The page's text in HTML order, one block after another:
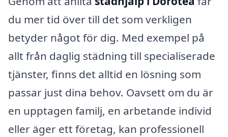
du mer tid över till det som verkligen
betyder något för dig. Med exempel på
allt från daglig städning till specialiserade
tjänster, finns det alltid en lösning som
passar just dina behov. Oavsett om du är
en upptagen familj, en arbetande individ
eller äger ett företag, kan professionell